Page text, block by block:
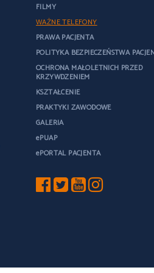
FILMY
WAŻNE TELEFONY
PRAWA PACJENTA
POLITYKA BEZPIECZEŃSTWA
OCHRONA MAŁOLETNICH PRZED
KRZYWDZENIEM
KSZTAŁCENIE
PRAKTYKI ZAWODOWE
GALERIA
ePUAP
ePORTAL PACJENTA